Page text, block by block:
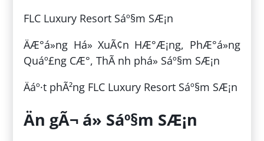
FLC Luxury Resort Sáº§m SÆ¡n
ÄÆ°á»ng Há» XuÃ¢n HÆ°Æ¡ng, PhÆ°á»ng
Quáº£ng CÆ°, ThÃ nh phá» Sáº§m SÆ¡n
Äáº·t phÃ²ng FLC Luxury Resort Sáº§m SÆ¡n
Än gÃ¬ á» Sáº§m SÆ¡n